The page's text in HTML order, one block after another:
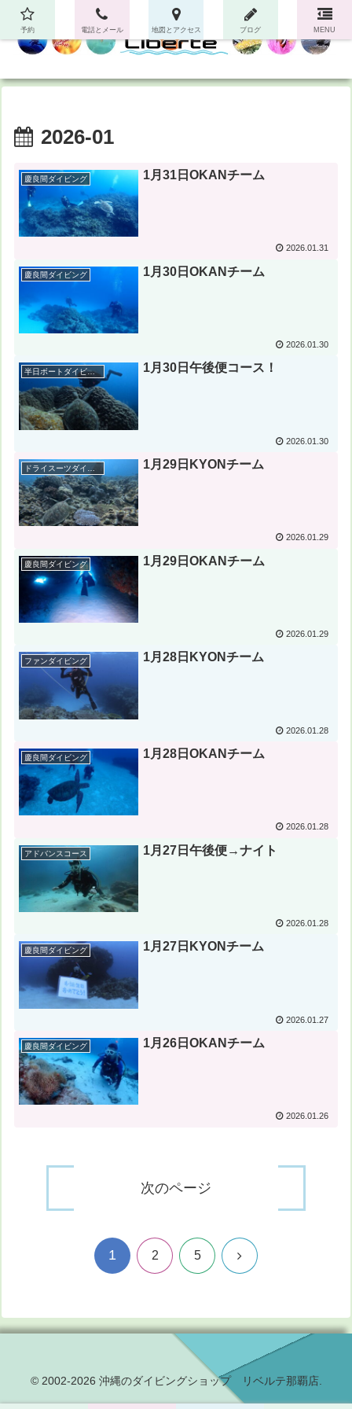
2026-01
慶良間ダイビング 1月31日OKANチーム
2026.01.31
慶良間ダイビング 1月30日OKANチーム
2026.01.30
半日ボートダイビング 1月30日午後便コース！
2026.01.30
ドライスーツダイバー 1月29日KYONチーム
2026.01.29
慶良間ダイビング 1月29日OKANチーム
2026.01.29
ファンダイビング 1月28日KYONチーム
2026.01.28
慶良間ダイビング 1月28日OKANチーム
2026.01.28
アドバンスコース 1月27日午後便→ナイト
2026.01.28
慶良間ダイビング 1月27日KYONチーム
2026.01.27
慶良間ダイビング 1月26日OKANチーム
2026.01.26
次のページ
1 2 5 次
© 2002-2026 沖縄のダイビングショップ リベルテ那覇店.
予約 電話とメール 地図とアクセス ブログ MENU